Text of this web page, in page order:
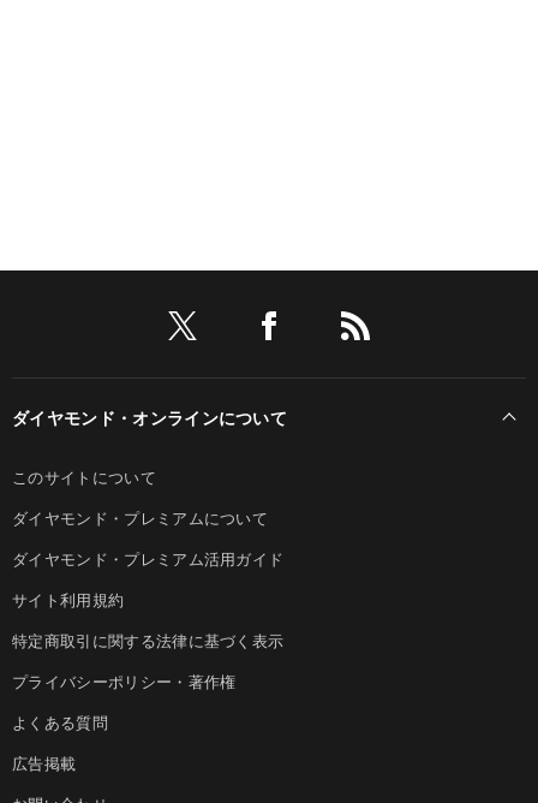
ダイヤモンド・オンラインについて
このサイトについて
ダイヤモンド・プレミアムについて
ダイヤモンド・プレミアム活用ガイド
サイト利用規約
特定商取引に関する法律に基づく表示
プライバシーポリシー・著作権
よくある質問
広告掲載